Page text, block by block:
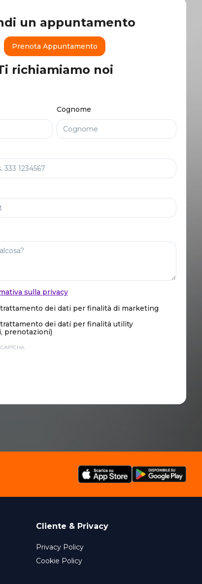
un appuntamento
Prenota Appuntamento
richiamiamo noi
Cognome
sulla privacy
dei dati per finalità di marketing
dei dati per finalità utility
prenotazioni)
Cliente & Privacy
Privacy Policy
Cookie Policy